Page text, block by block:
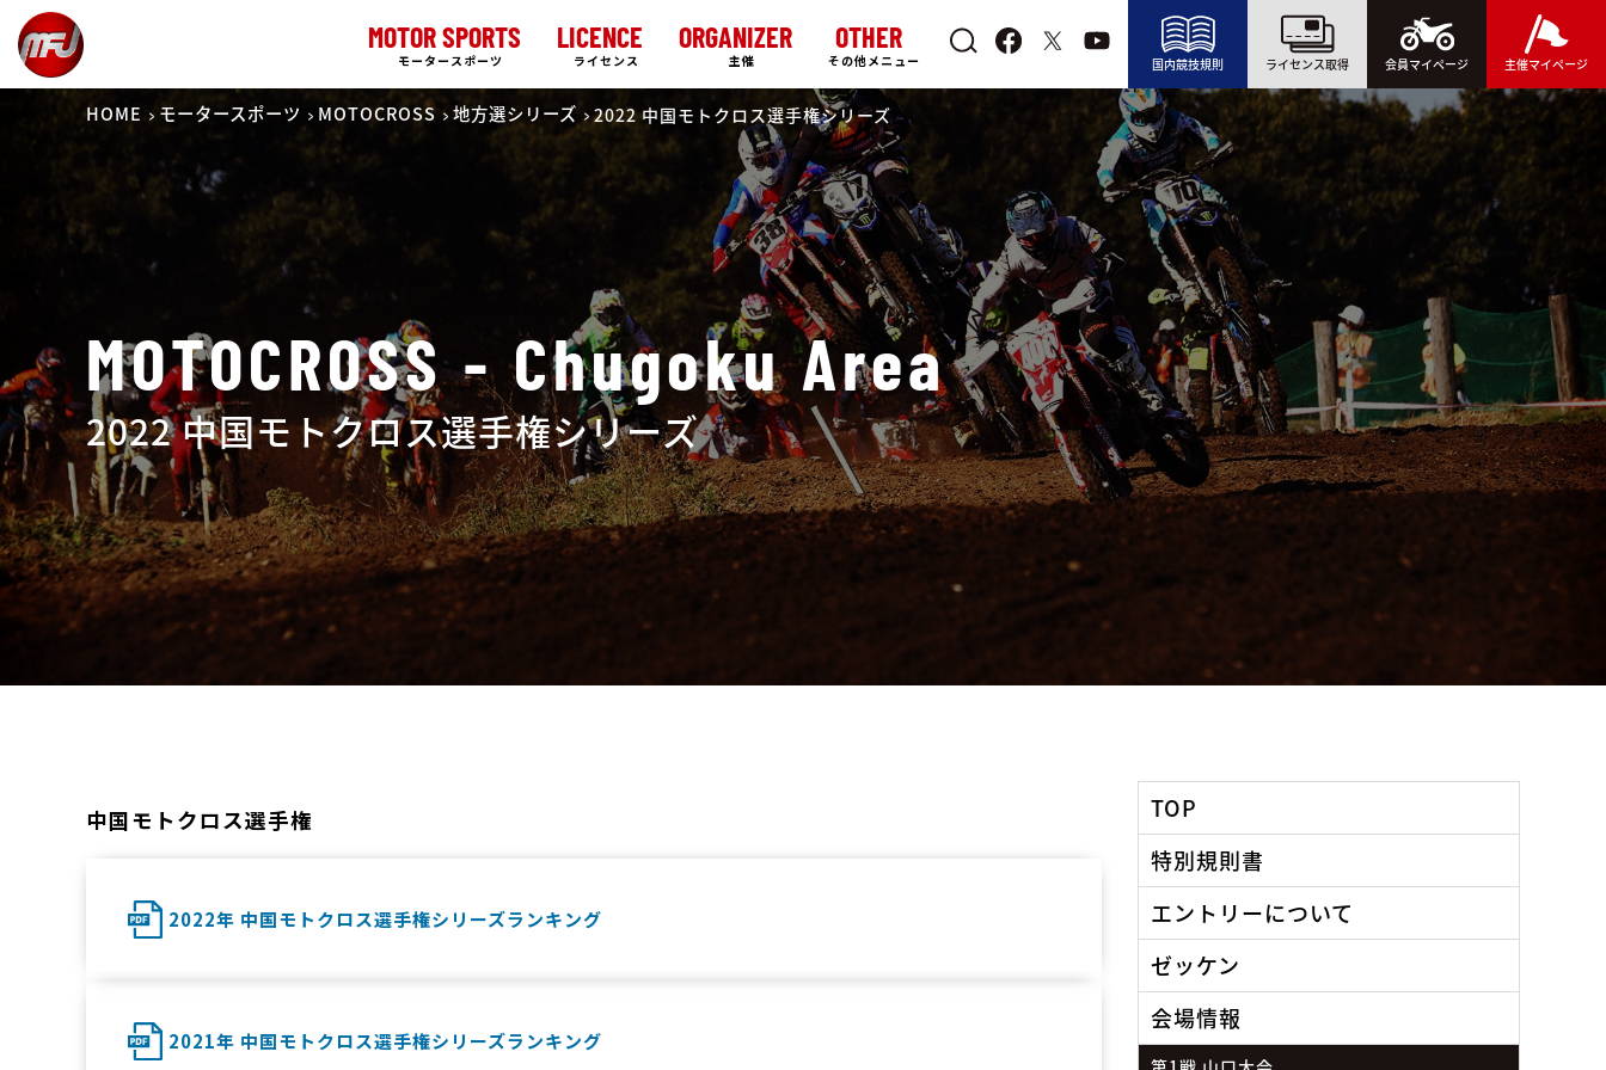
MOTOR SPORTS
モータースポーツ
LICENCE
ライセンス
ORGANIZER
主催
OTHER
その他メニュー 国内競技規則 ライセンス取得 会員マイページ 主催マイページ
HOME モータースポーツ MOTOCROSS 地方選シリーズ 2022 中国モトクロス選手権シリーズ
MOTOCROSS - Chugoku Area
2022 中国モトクロス選手権シリーズ
中国モトクロス選手権
2022年 中国モトクロス選手権シリーズランキング
2021年 中国モトクロス選手権シリーズランキング
TOP
特別規則書
エントリーについて
ゼッケン
会場情報